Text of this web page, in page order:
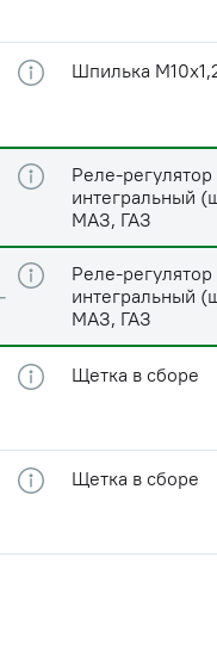
Шпилька
Реле-
интегральный
МАЗ, ГАЗ
Реле-
интегральный
МАЗ, ГАЗ
Щетка в сборе
Щетка в сборе